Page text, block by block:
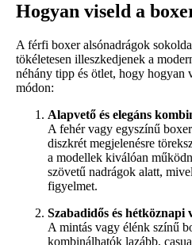
Hogyan viseld a
A férfi boxer alsónadrágok
tökéletesen illeszkedjenek a
néhány tipp és ötlet, hogy hogyan
módon:
Alapvető és elegáns
A fehér vagy egyszínű
diszkrét megjelenésre
a modellek kiválóan
szövetű nadrágok alatt,
figyelmet.
Szabadidős és hétköznapi
A mintás vagy élénk színű
kombinálhatók lazább,